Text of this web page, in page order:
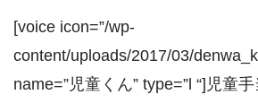
[voice icon=”/wp-
content/uploads/2017/03/
name=”児童くん” type=”l “]児童